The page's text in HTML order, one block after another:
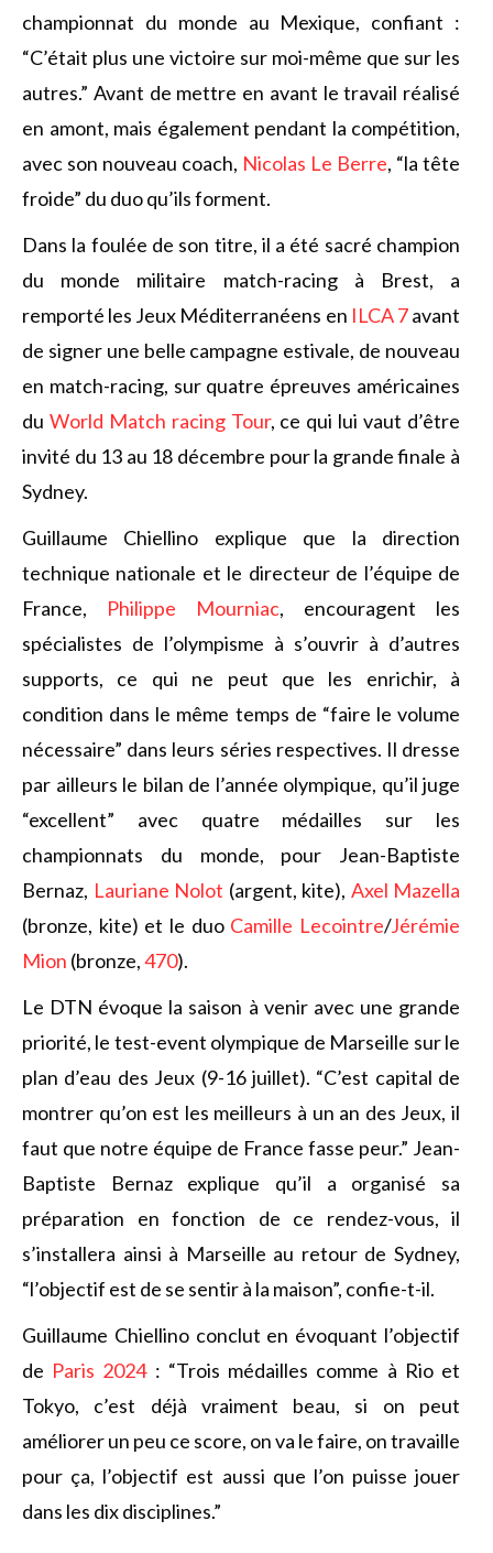
championnat du monde au Mexique, confiant :
“C’était plus une victoire sur moi-même que sur les
autres.” Avant de mettre en avant le travail réalisé
en amont, mais également pendant la compétition,
avec son nouveau coach, Nicolas Le Berre, “la tête
froide” du duo qu’ils forment.
Dans la foulée de son titre, il a été sacré champion
du monde militaire match-racing à Brest, a
remporté les Jeux Méditerranéens en ILCA 7avant
de signer une belle campagne estivale, de nouveau
en match-racing, sur quatre épreuves américaines
du World Match racing Tour, ce qui lui vaut d’être
invité du 13 au 18 décembre pour la grande finale à
Sydney.
Guillaume Chiellino explique que la direction
technique nationale et le directeur de l’équipe de
France, Philippe Mourniac, encouragent les
spécialistes de l’olympisme à s’ouvrir à d’autres
supports, ce qui ne peut que les enrichir, à
condition dans le même temps de “faire le volume
nécessaire” dans leurs séries respectives. Il dresse
par ailleurs le bilan de l’année olympique, qu’il juge
“excellent” avec quatre médailles sur les
championnats du monde, pour Jean-Baptiste
Bernaz, Lauriane Nolot (argent, kite), Axel Mazella
(bronze, kite) et le duo Camille Lecointre/Jérémie
Mion (bronze,470).
Le DTN évoque la saison à venir avec une grande
priorité, le test-event olympique de Marseille sur le
plan d’eau des Jeux (9-16 juillet). “C’est capital de
montrer qu’on est les meilleurs à un an des Jeux, il
faut que notre équipe de France fasse peur.” Jean-
Baptiste Bernaz explique qu’il a organisé sa
préparation en fonction de ce rendez-vous, il
s’installera ainsi à Marseille au retour de Sydney,
“l’objectif est de se sentir à la maison”, confie-t-il.
Guillaume Chiellino conclut en évoquant l’objectif
de Paris 2024: “Trois médailles comme à Rio et
Tokyo, c’est déjà vraiment beau, si on peut
améliorer un peu ce score, on va le faire, on travaille
pour ça, l’objectif est aussi que l’on puisse jouer
dans les dix disciplines.”